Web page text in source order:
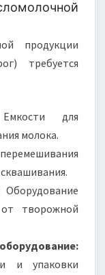
продукции
требуется
для
молока.
творожной
и упаковки